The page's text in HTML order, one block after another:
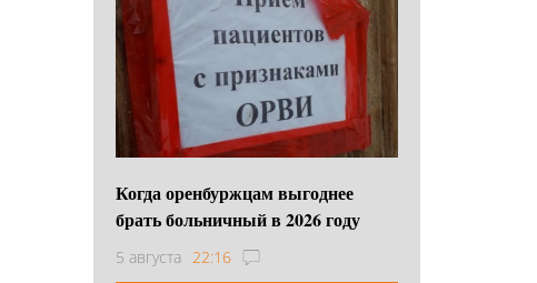
Когда оренбуржцам выгоднее
брать больничный в 2026 году
5 августа 22:16